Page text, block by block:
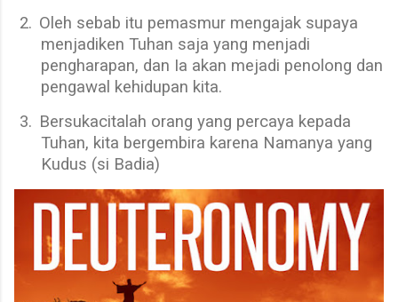
2. Oleh sebab itu pemasmur mengajak supaya
menjadiken Tuhan saja yang menjadi
pengharapan, dan Ia akan mejadi penolong dan
pengawal kehidupan kita.
3. Bersukacitalah orang yang percaya kepada
Tuhan, kita bergembira karena Namanya yang
Kudus (si Badia)